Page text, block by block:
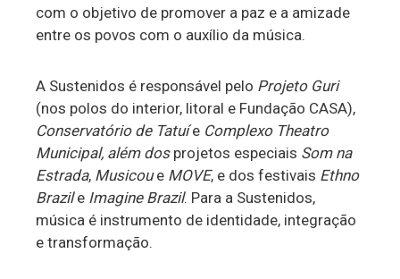
com o objetivo de promover a paz e a amizade
entre os povos com o auxílio da música.
A Sustenidos é responsável pelo Projeto Guri
(nos polos do interior, litoral e Fundação CASA),
Conservatório de Tatuíe Complexo Theatro
Municipal, além dos projetos especiais Som na
Estrada, Musicoue MOVE, e dos festivais Ethno
Brazile Imagine Brazil. Para a Sustenidos,
música é instrumento de identidade, integração
e transformação.